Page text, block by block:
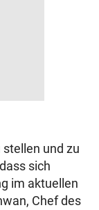
und zu
sich
im aktuellen
Chef des